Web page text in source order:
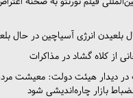
بلعیدن انرژی آسیاچین در حال
از کلاه گشاد در مذاکرات
در دیدار هیئت دولت: معیشت
بازار چاره‌اندیشی شود